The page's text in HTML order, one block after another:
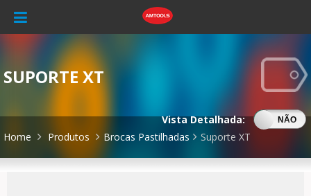
SUPORTE XT
Vista Detalhada:
SIM NÃO
Home Produtos Brocas Pastilhadas Suporte XT